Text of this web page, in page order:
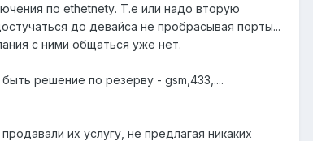
по ethetnetу. Т.е или надо вторую
до девайса не пробрасывая порты...
с ними общаться уже нет.
решение по резерву - gsm,433,....
их услугу, не предлагая никаких